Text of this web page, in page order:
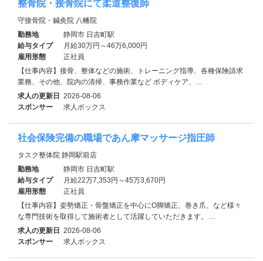
整骨院・接骨院にて柔道整復師
守接骨院・鍼灸院 八幡院
勤務地
静岡市 日吉町駅
給与タイプ
月給30万円～46万6,000円
雇用形態
正社員
【仕事内容】接骨、整体などの施術、トレーニング指導、各種保険請求
業務、その他、院内の清掃、事務作業など ボディケア、…
求人の更新日 2026-08-06
スポンサー
求人ボックス
社会保険完備の職場であん摩マッサージ指圧師
タスク整体院 静岡駅前店
勤務地
静岡市 日吉町駅
給与タイプ
月給22万7,353円～45万3,670円
雇用形態
正社員
【仕事内容】姿勢矯正・骨盤矯正を中心にO脚矯正、巻き爪、など様々
な専門技術を取得して施術者として活躍していただきます。…
求人の更新日 2026-08-06
スポンサー
求人ボックス